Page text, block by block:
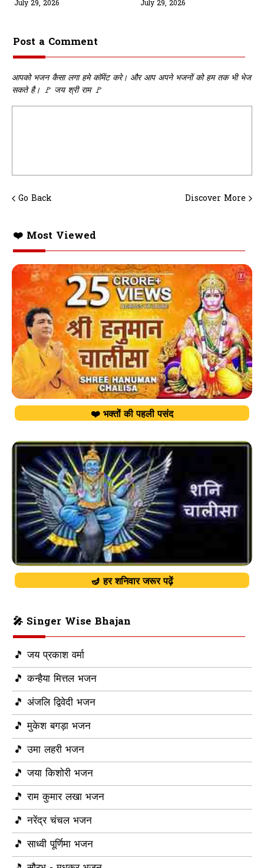
July 29, 2026 July 29, 2026
Post a Comment
आपको भजन कैसा लगा हमे कॉमेंट करे। और आप अपने भजनों को हम तक भी भेज
सकते है। 🚩 जय श्री राम 🚩
Go Back Discover More
❤️ Most Viewed
❤️ भक्तों की पहली पसंद
🪔 हर शनिवार जरूर पढ़ें
🎤 Singer Wise Bhajan
🎵 जय प्रकाश वर्मा
🎵 कन्हैया मित्तल भजन
🎵 अंजलि द्विवेदी भजन
🎵 मुकेश बगड़ा भजन
🎵 उमा लहरी भजन
🎵 जया किशोरी भजन
🎵 राम कुमार लखा भजन
🎵 नरेंद्र चंचल भजन
🎵 साध्वी पूर्णिमा भजन